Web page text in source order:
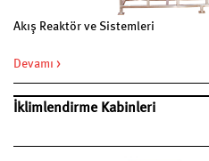
Akış Reaktör ve Sistemleri
Devamı >
İklimlendirme Kabinleri